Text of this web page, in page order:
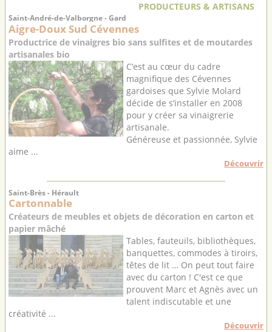
PRODUCTEURS & ARTISANS
Saint-André-de-Valborgne - Gard
Aigre-Doux Sud Cévennes
Productrice de vinaigres bio sans sulfites et de moutardes
artisanales bio
C’est au cœur du cadre
magnifique des Cévennes
gardoises que Sylvie Molard
décide de s’installer en 2008
pour y créer sa vinaigrerie
artisanale.
Généreuse et passionnée, Sylvie
aime ...
Découvrir
Saint-Brès - Hérault
Cartonnable
Créateurs de meubles et objets de décoration en carton et
papier mâché
Tables, fauteuils, bibliothèques,
banquettes, commodes à tiroirs,
têtes de lit … On peut tout faire
avec du carton ! C'est ce que
prouvent Marc et Agnès avec un
talent indiscutable et une
créativité ...
Découvrir